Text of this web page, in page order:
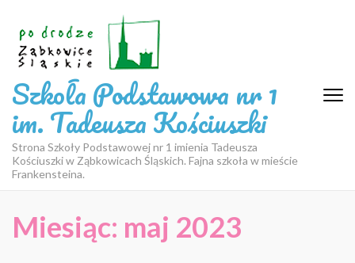
content
(Press
Enter)
Szkoła Podstawowa nr 1
im. Tadeusza Kościuszki
Strona Szkoły Podstawowej nr 1 imienia Tadeusza
Kościuszki w Ząbkowicach Śląskich. Fajna szkoła w mieście
Frankensteina.
Miesiąc: maj 2023